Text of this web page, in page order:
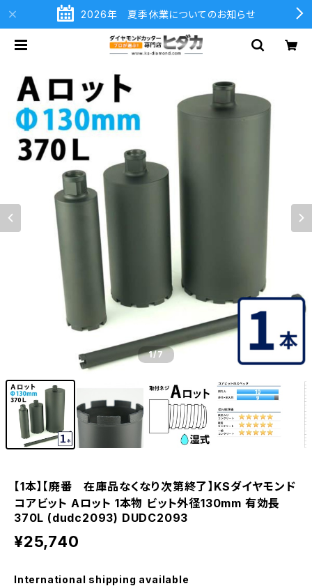
2026年 夏季休業についてのお知らせ
1/7
【1本】【廃番 在庫品なくなり次第終了】KSダイヤモンド
コアビット Aロット 1本物 ビット外径130mm 有効長
370L (dudc2093) DUDC2093
¥25,740
International shipping available